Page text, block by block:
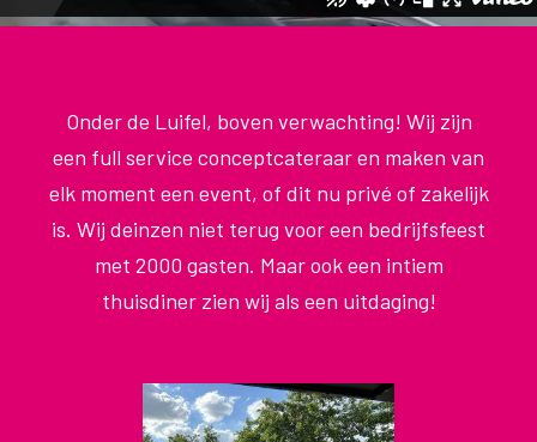
Onder de Luifel, boven verwachting! Wij zijn
een full service conceptcateraar en maken van
elk moment een event, of dit nu privé of zakelijk
is. Wij deinzen niet terug voor een bedrijfsfeest
met 2000 gasten. Maar ook een intiem
thuisdiner zien wij als een uitdaging!